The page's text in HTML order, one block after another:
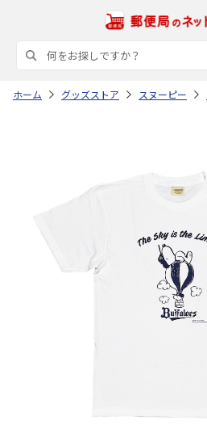
ホーム グッズストア スヌーピー